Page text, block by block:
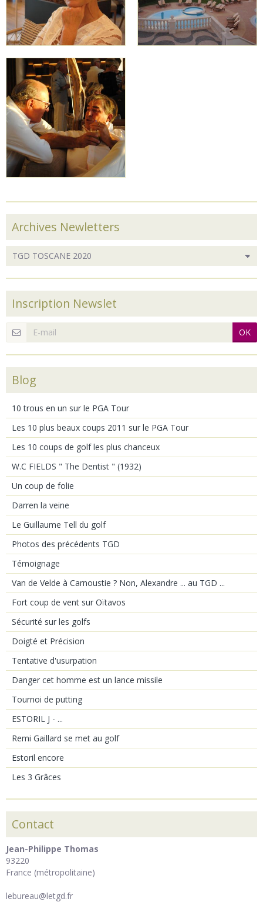
Archives Newletters
Inscription Newslet
OK
Blog
10 trous en un sur le PGA Tour
Les 10 plus beaux coups 2011 sur le PGA Tour
Les 10 coups de golf les plus chanceux
W.C FIELDS " The Dentist " (1932)
Un coup de folie
Darren la veine
Le Guillaume Tell du golf
Photos des précédents TGD
Témoignage
Van de Velde à Carnoustie ? Non, Alexandre ... au TGD ...
Fort coup de vent sur Oïtavos
Sécurité sur les golfs
Doigté et Précision
Tentative d'usurpation
Danger cet homme est un lance missile
Tournoi de putting
ESTORIL J - ...
Remi Gaillard se met au golf
Estoril encore
Les 3 Grâces
Contact
Jean-Philippe Thomas
93220
France (métropolitaine)
lebureau@letgd.fr